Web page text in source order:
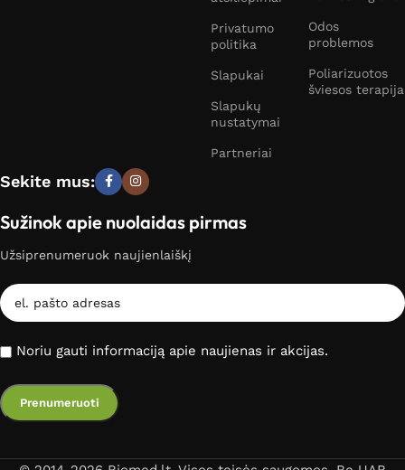
Privatumo
politika
Slapukai
Slapukų
nustatymai
Partneriai
Odos
problemos
Poliarizuotos
šviesos terapija
Sekite mus:
Sužinok apie nuolaidas pirmas
Užsiprenumeruok naujienlaiškį
Noriu gauti informaciją apie naujienas ir akcijas.